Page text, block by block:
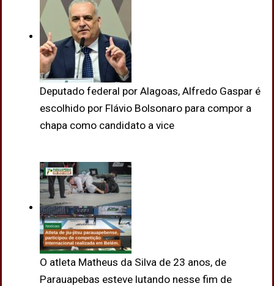
Deputado federal por Alagoas, Alfredo Gaspar é
escolhido por Flávio Bolsonaro para compor a
chapa como candidato a vice
O atleta Matheus da Silva de 23 anos, de
Parauapebas esteve lutando nesse fim de